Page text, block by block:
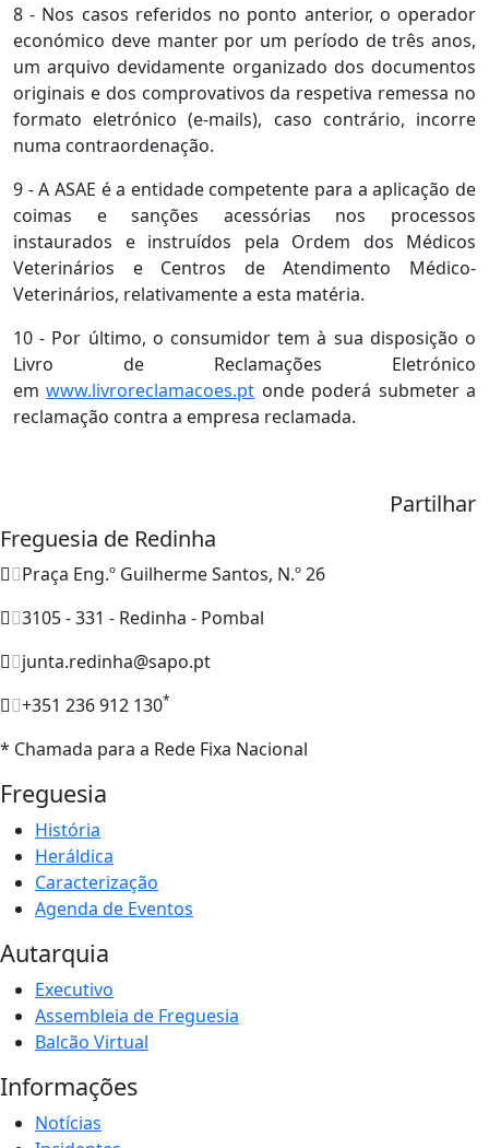
8 - Nos casos referidos no ponto anterior, o operador
económico deve manter por um período de três anos,
um arquivo devidamente organizado dos documentos
originais e dos comprovativos da respetiva remessa no
formato eletrónico (e-mails), caso contrário, incorre
numa contraordenação.
9 - A ASAE é a entidade competente para a aplicação de
coimas e sanções acessórias nos processos
instaurados e instruídos pela Ordem dos Médicos
Veterinários e Centros de Atendimento Médico-
Veterinários, relativamente a esta matéria.
10 - Por último, o consumidor tem à sua disposição o
Livro de Reclamações Eletrónico
emwww.livroreclamacoes.pt onde poderá submeter a
reclamação contra a empresa reclamada.
Partilhar
Freguesia de Redinha
Praça Eng.º Guilherme Santos, N.º 26
3105 - 331 - Redinha - Pombal
junta.redinha@sapo.pt
+351 236 912 130*
* Chamada para a Rede Fixa Nacional
Freguesia
História
Heráldica
Caracterização
Agenda de Eventos
Autarquia
Executivo
Assembleia de Freguesia
Balcão Virtual
Informações
Notícias